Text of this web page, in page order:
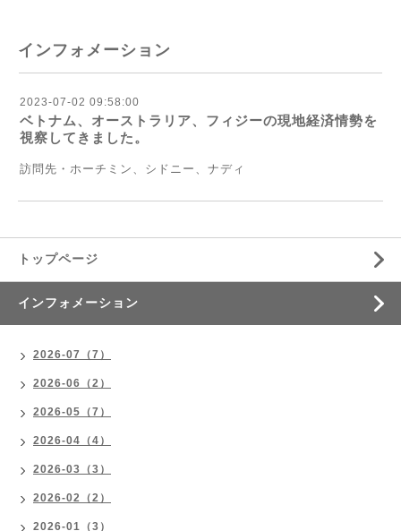
インフォメーション
2023-07-02 09:58:00
ベトナム、オーストラリア、フィジーの現地経済情勢を
視察してきました。
訪問先・ホーチミン、シドニー、ナディ
トップページ
インフォメーション
2026-07（7）
2026-06（2）
2026-05（7）
2026-04（4）
2026-03（3）
2026-02（2）
2026-01（3）